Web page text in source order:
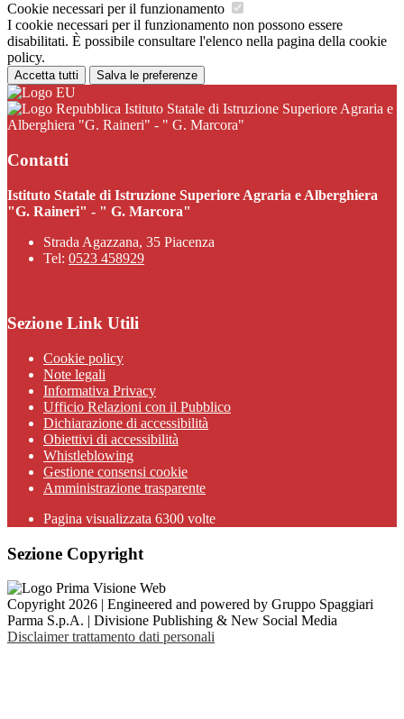
Cookie necessari per il funzionamento
I cookie necessari per il funzionamento non possono essere
disabilitati. È possibile consultare l'elenco nella pagina della cookie
policy.
Accetta tutti Salva le preferenze
Istituto Statale di Istruzione Superiore Agraria e
Alberghiera "G. Raineri" - " G. Marcora"
Contatti
Istituto Statale di Istruzione Superiore Agraria e Alberghiera
"G. Raineri" - " G. Marcora"
Strada Agazzana, 35 Piacenza
Tel: 0523 458929
Sezione Link Utili
Cookie policy
Note legali
Informativa Privacy
Ufficio Relazioni con il Pubblico
Dichiarazione di accessibilità
Obiettivi di accessibilità
Whistleblowing
Gestione consensi cookie
Amministrazione trasparente
Pagina visualizzata 6300 volte
Sezione Copyright
Copyright 2026 | Engineered and powered by Gruppo Spaggiari
Parma S.p.A. | Divisione Publishing & New Social Media
Disclaimer trattamento dati personali